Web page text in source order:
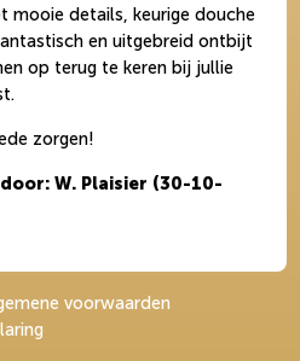
mooie details, keurige douche
en uitgebreid ontbijt
op terug te keren bij jullie
zorgen!
W. Plaisier (30-10-
voorwaarden